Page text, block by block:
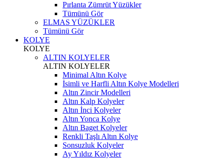
Pırlanta Zümrüt Yüzükler
Tümünü Gör
ELMAS YÜZÜKLER
Tümünü Gör
KOLYE
KOLYE
ALTIN KOLYELER
ALTIN KOLYELER
Minimal Altın Kolye
İsimli ve Harfli Altın Kolye Modelleri
Altın Zincir Modelleri
Altın Kalp Kolyeler
Altın İnci Kolyeler
Altın Yonca Kolye
Altın Baget Kolyeler
Renkli Taşlı Altın Kolye
Sonsuzluk Kolyeler
Ay Yıldız Kolyeler